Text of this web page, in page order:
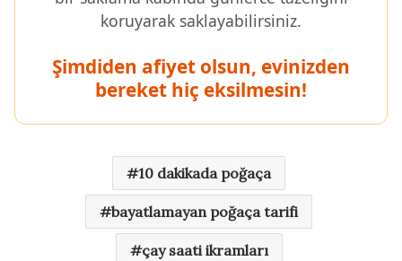
koruyarak saklayabilirsiniz.
Şimdiden afiyet olsun, evinizden
bereket hiç eksilmesin!
10 dakikada poğaça
bayatlamayan poğaça tarifi
çay saati ikramları